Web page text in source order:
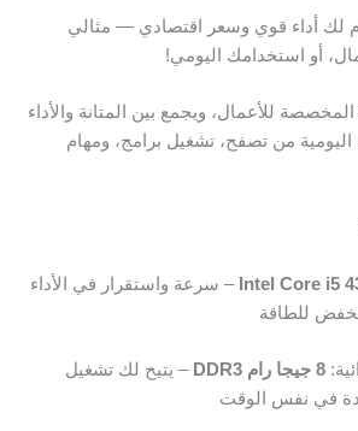
لك أداء قوي وسعر اقتصادي — مثالي
أو استخدامك اليومي!
للأعمال، ويجمع بين المتانة والأداء
اليومية من تصفح، تشغيل برامج، ومهام
Intel Core i5 – سرعة واستقرار في الأداء
للطاقة
8 جيجا رام DDR3
– يتيح لك تشغيل
في نفس الوقت